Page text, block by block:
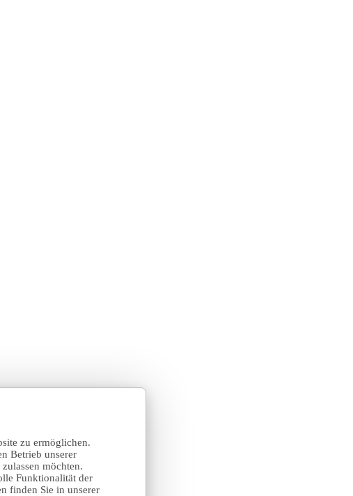
zu ermöglichen.
Betrieb unserer
möchten.
Funktionalität der
finden Sie in unserer